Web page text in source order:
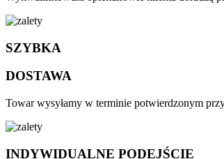
SZYBKA
DOSTAWA
Towar wysyłamy w terminie potwierdzonym
INDYWIDUALNE PODEJŚCIE